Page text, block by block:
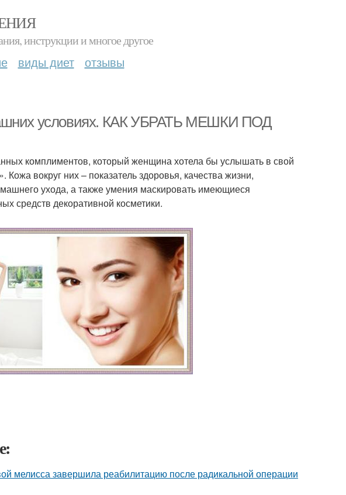
инструкции и многое другое
виды диет отзывы
условиях. КАК УБРАТЬ МЕШКИ ПОД
комплиментов, который женщина хотела бы услышать в свой
вокруг них – показатель здоровья, качества жизни,
ухода, а также умения маскировать имеющиеся
средств декоративной косметики.
мелисса завершила реабилитацию после радикальной операции